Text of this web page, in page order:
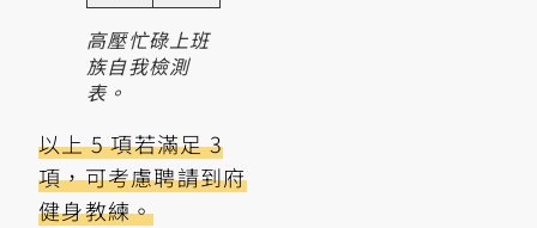
高壓忙碌上班
族自我檢測
表。
以上 5 項若滿足 3
項，可考慮聘請到府
健身教練。